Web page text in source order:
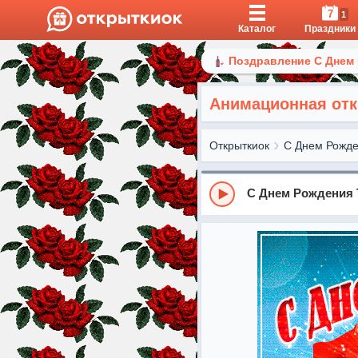
Каталог
7 1
Праздники
Поздравление С
Анимационная
Открыткиок С Днем
С Днем Рождения